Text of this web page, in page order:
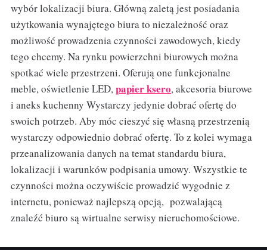
wybór lokalizacji biura. Główną zaletą jest posiadania
użytkowania wynajętego biura to niezależność oraz
możliwość prowadzenia czynności zawodowych, kiedy
tego chcemy. Na rynku powierzchni biurowych można
spotkać wiele przestrzeni. Oferują one funkcjonalne
meble, oświetlenie LED,papier ksero, akcesoria biurowe
i aneks kuchenny Wystarczy jedynie dobrać ofertę do
swoich potrzeb. Aby móc cieszyć się własną przestrzenią
wystarczy odpowiednio dobrać ofertę. To z kolei wymaga
przeanalizowania danych na temat standardu biura,
lokalizacji i warunków podpisania umowy. Wszystkie te
czynności można oczywiście prowadzić wygodnie z
internetu, ponieważ najlepszą opcją, pozwalającą
znaleźć biuro są wirtualne serwisy nieruchomościowe.